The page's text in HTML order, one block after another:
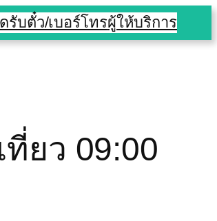
รับตั๋ว/เบอร์โทรผู้ให้บริการ
ยว 09:00